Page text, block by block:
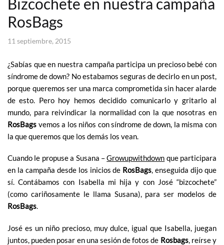
RosBags
11 septiembre, 2015
¿Sabías que en nuestra campaña participa un precioso bebé con
síndrome de down? No estabamos seguras de decirlo en un post,
porque queremos ser una marca comprometida sin hacer alarde
de esto. Pero hoy hemos decidido comunicarlo y gritarlo al
mundo, para reivindicar la normalidad con la que nosotras en
RosBags vemos a los niños con síndrome de down, la misma con
la que queremos que los demás los vean.
Cuando le propuse a Susana –Growupwithdown que participara
en la campaña desde los inicios de RosBags, enseguida dijo que
sí. Contábamos con Isabella mi hija y con José “bizcochete”
(como cariñosamente le llama Susana), para ser modelos de
RosBags.
José es un niño precioso, muy dulce, igual que Isabella, juegan
juntos, pueden posar en una sesión de fotos de Rosbags, reírse y